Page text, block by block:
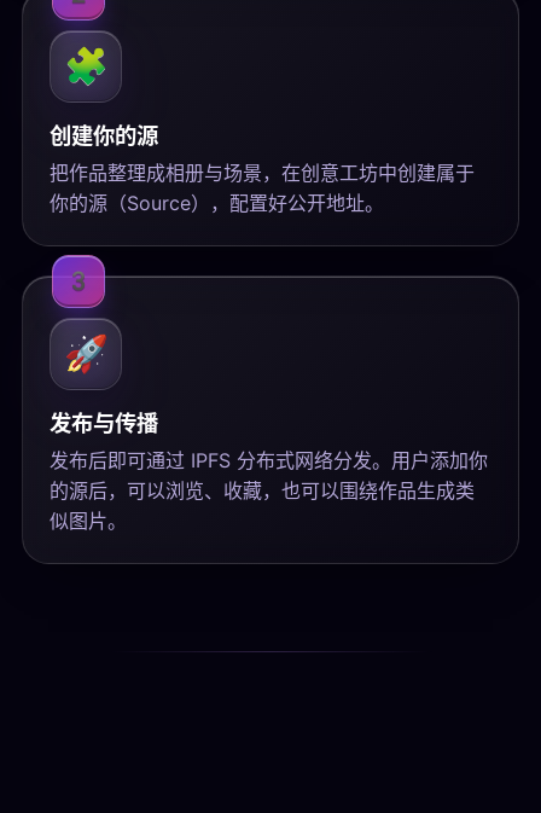
🧩
创建你的源
把作品整理成相册与场景，在创意工坊中创建属于
你的源（Source），配置好公开地址。
3
🚀
发布与传播
发布后即可通过 IPFS 分布式网络分发。用户添加你
的源后，可以浏览、收藏，也可以围绕作品生成类
似图片。